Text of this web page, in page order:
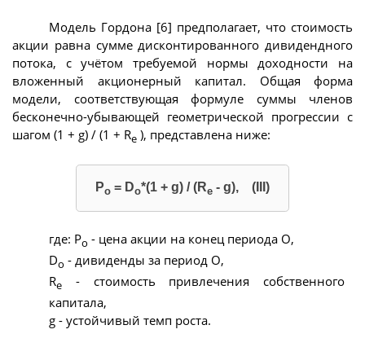
Модель Гордона [6] предполагает, что стоимость
акции равна сумме дисконтированного дивидендного
потока, с учётом требуемой нормы доходности на
вложенный акционерный капитал. Общая форма
модели, соответствующая формуле суммы членов
бесконечно-убывающей геометрической прогрессии с
шагом (1 + g) / (1 + Re ), представлена ниже:
Ро = Dо*(1 + g) / (Re - g), (III)
где: Ро - цена акции на конец периода О,
Dо - дивиденды за период О,
Re - стоимость привлечения собственного
капитала,
g - устойчивый темп роста.